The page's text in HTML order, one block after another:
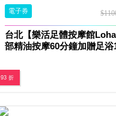
電子券
台北【樂活足體按摩館
部精油按摩60分鐘加贈足
93 折